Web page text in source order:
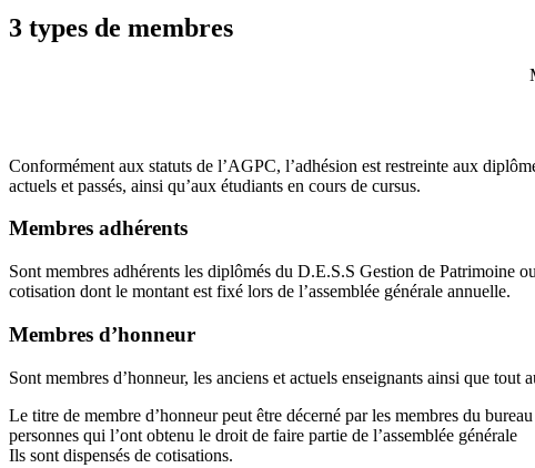
3 types de membres
Conformément aux statuts de l’AGPC, l’adhésion est restreinte aux
actuels et passés, ainsi qu’aux étudiants en cours de cursus.
Membres adhérents
Sont membres adhérents les diplômés du D.E.S.S Gestion de Patrimoine
cotisation dont le montant est fixé lors de l’assemblée générale annuelle.
Membres d’honneur
Sont membres d’honneur, les anciens et actuels enseignants ainsi que
Le titre de membre d’honneur peut être décerné par les membres du
personnes qui l’ont obtenu le droit de faire partie de l’assemblée générale
Ils sont dispensés de cotisations.